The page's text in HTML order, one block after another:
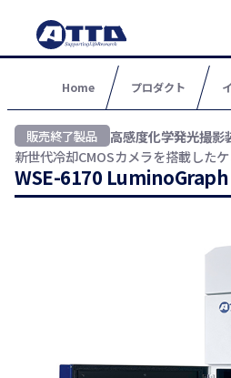
Home プロダクト
高感度化学発光撮影
新世代冷却CMOSカメラを搭載したケ
WSE-6170 LuminoGraph